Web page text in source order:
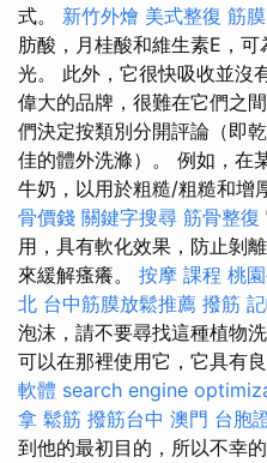
式。 新竹外燴 美式整復 筋膜
肪酸，月桂酸和維生素E，
光。 此外，它很快吸收並沒
偉大的品牌，很難在它們之
們決定按類別分開評論（即
佳的體外洗滌）。 例如，在
牛奶，以用於粗糙/粗糙和增
骨價錢 關鍵字搜尋 筋骨整復
用，具有軟化效果，防止剝
來緩解瘙癢。 按摩 課程 桃
北 台中筋膜放鬆推薦 撥筋
泡沫，請不要尋找這種植物
可以在那裡使用它，它具有
軟體 search engine
拿 鬆筋 撥筋台中 澳門 台胞
到他的最初目的，所以不幸